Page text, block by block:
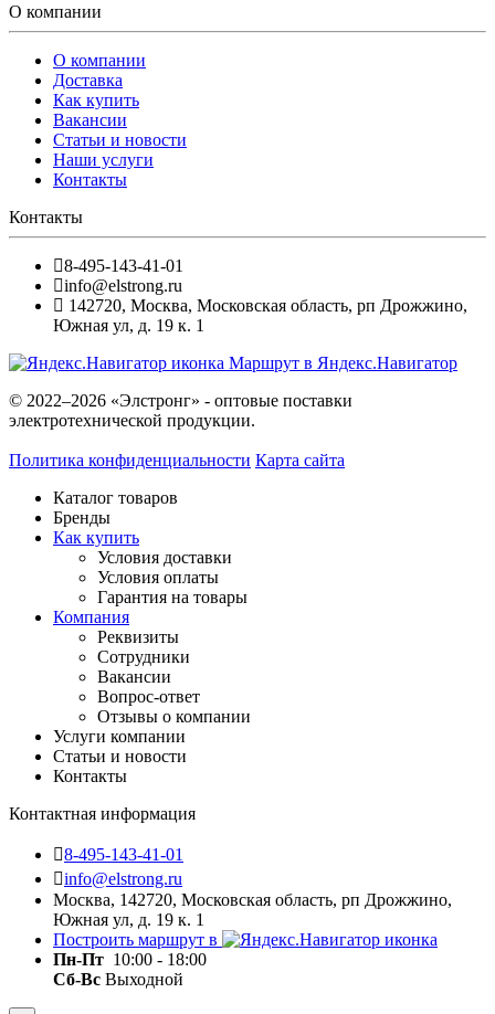
О компании
О компании
Доставка
Как купить
Вакансии
Статьи и новости
Наши услуги
Контакты
Контакты
8-495-143-41-01
info@elstrong.ru
142720, Москва, Московская область, рп Дрожжино,
Южная ул, д. 19 к. 1
Маршрут в Яндекс.Навигатор
© 2022–2026 «Элстронг» - оптовые поставки
электротехнической продукции.
Политика конфиденциальности Карта сайта
Каталог товаров
Бренды
Как купить
Условия доставки
Условия оплаты
Гарантия на товары
Компания
Реквизиты
Сотрудники
Вакансии
Вопрос-ответ
Отзывы о компании
Услуги компании
Статьи и новости
Контакты
Контактная информация
8-495-143-41-01
info@elstrong.ru
Москва, 142720, Московская область, рп Дрожжино,
Южная ул, д. 19 к. 1
Построить маршрут в
Пн-Пт 10:00 - 18:00
Сб-Вс Выходной